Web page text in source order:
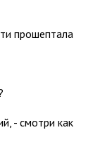
прошептала
- смотри как